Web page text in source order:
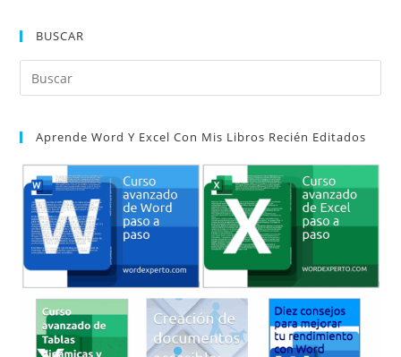
BUSCAR
Aprende Word Y Excel Con Mis Libros Recién Editados